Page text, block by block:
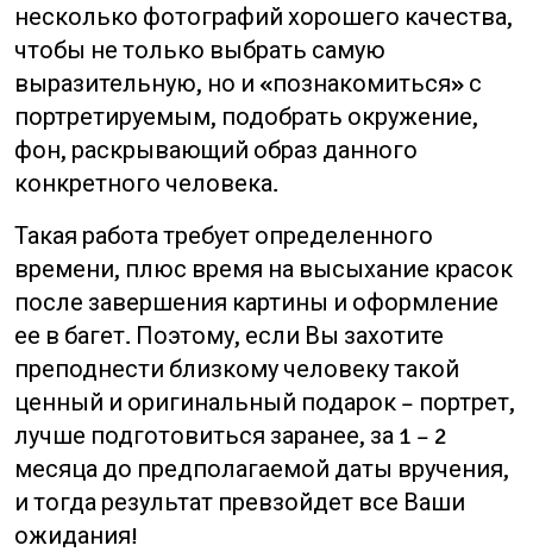
несколько фотографий хорошего качества,
чтобы не только выбрать самую
выразительную, но и «познакомиться» с
портретируемым, подобрать окружение,
фон, раскрывающий образ данного
конкретного человека.
Такая работа требует определенного
времени, плюс время на высыхание красок
после завершения картины и оформление
ее в багет. Поэтому, если Вы захотите
преподнести близкому человеку такой
ценный и оригинальный подарок – портрет,
лучше подготовиться заранее, за 1 – 2
месяца до предполагаемой даты вручения,
и тогда результат превзойдет все Ваши
ожидания!